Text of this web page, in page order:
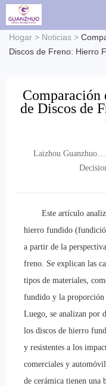
Hogar > Noticias >
Discos de Freno: Hierro
Comparación
de Discos de
Laizhou Guanzhuo
Trading Co., Ltd.
Este artículo
hierro fundido
a partir de la
freno. Se explican las
tipos de materiales,
fundido y la proporción
Luego, se analizan por
los discos de hierro
y resistentes a los
comerciales y
de cerámica tienen una